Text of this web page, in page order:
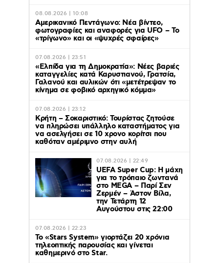
08.08.2026 | 10:08
Αμερικανικό Πεντάγωνο: Νέα βίντεο,
φωτογραφίες και αναφορές για UFO – Το
«τρίγωνο» και οι «ψυχρές σφαίρες»
07.08.2026 | 23:51
«Ελπίδα για τη Δημοκρατία»: Νέες βαριές
καταγγελίες κατά Καρυστιανού, Γρατσία,
Γαλανού και αυλικών ότι «μετέτρεψαν το
κίνημα σε φοβικό αρχηγικό κόμμα»
07.08.2026 | 23:12
Κρήτη – Σοκαριστικό: Τουρίστας ζητούσε
να πληρώσει υπάλληλο καταστήματος για
να ασελγήσει σε 10 χρονο κορίτσι που
καθόταν αμέριμνο στην αυλή
07.08.2026 | 22:49
UEFA Super Cup: Η μάχη
για το τρόπαιο ζωντανά
στο MEGA – Παρί Σεν
Ζερμέν – Άστον Βίλα,
την Τετάρτη 12
Αυγούστου στις 22:00
07.08.2026 | 22:23
Το «Stars System» γιορτάζει 20 χρόνια
τηλεοπτικής παρουσίας και γίνεται
καθημερινό στο Star.